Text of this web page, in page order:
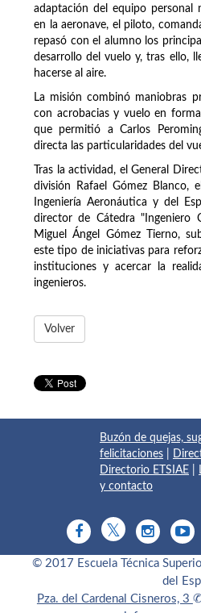
adaptación del equipo personal
en la aeronave, el piloto,
repasó con el alumno los
desarrollo del vuelo y, tras ello,
hacerse al aire.
La misión combinó maniobras
con acrobacias y vuelo en
que permitió a Carlos
directa las particularidades del
Tras la actividad, el General
división Rafael Gómez Blanco,
Ingeniería Aeronáutica y del
director de Cátedra "Ingeniero
Miguel Ángel Gómez Tierno,
este tipo de iniciativas para
instituciones y acercar la
ingenieros.
Volver
Buzón de quejas,
felicitaciones
Directorio ETSIAE
y contacto
© 2017 Escuela Técnica
del
Pza. del Cardenal Cisneros, 3